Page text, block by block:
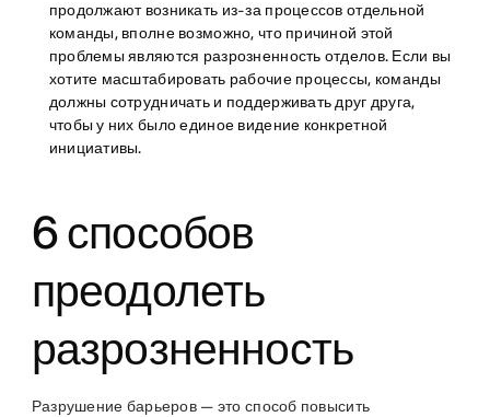
продолжают возникать из-за процессов отдельной
команды, вполне возможно, что причиной этой
проблемы являются разрозненность отделов. Если вы
хотите масштабировать рабочие процессы, команды
должны сотрудничать и поддерживать друг друга,
чтобы у них было единое видение конкретной
инициативы.
6 способов
преодолеть
разрозненность
Разрушение барьеров — это способ повысить